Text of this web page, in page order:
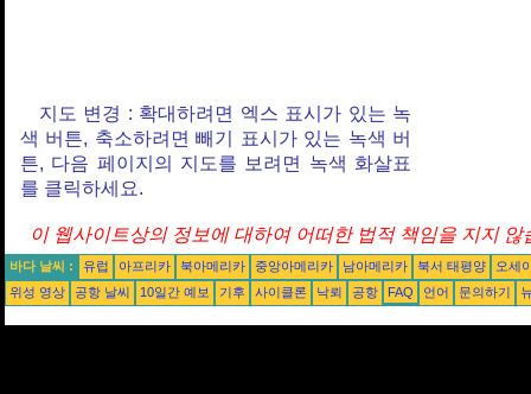
지도 변경 : 확대하려면 엑스 표시가 있는 녹
색 버튼, 축소하려면 빼기 표시가 있는 녹색 버
튼, 다음 페이지의 지도를 보려면 녹색 화살표
를 클릭하세요.
이 웹사이트상의 정보에 대하여 어떠한 법적 책임을 지지 않
바다 날씨 : 유럽 아프리카 북아메리카 중앙아메리카 남아메리카 북서 태평양
오세
위성 영상
공항 날씨 10일간 예보 기후 사이클론 낙뢰 공항 FAQ 언어 문의하기